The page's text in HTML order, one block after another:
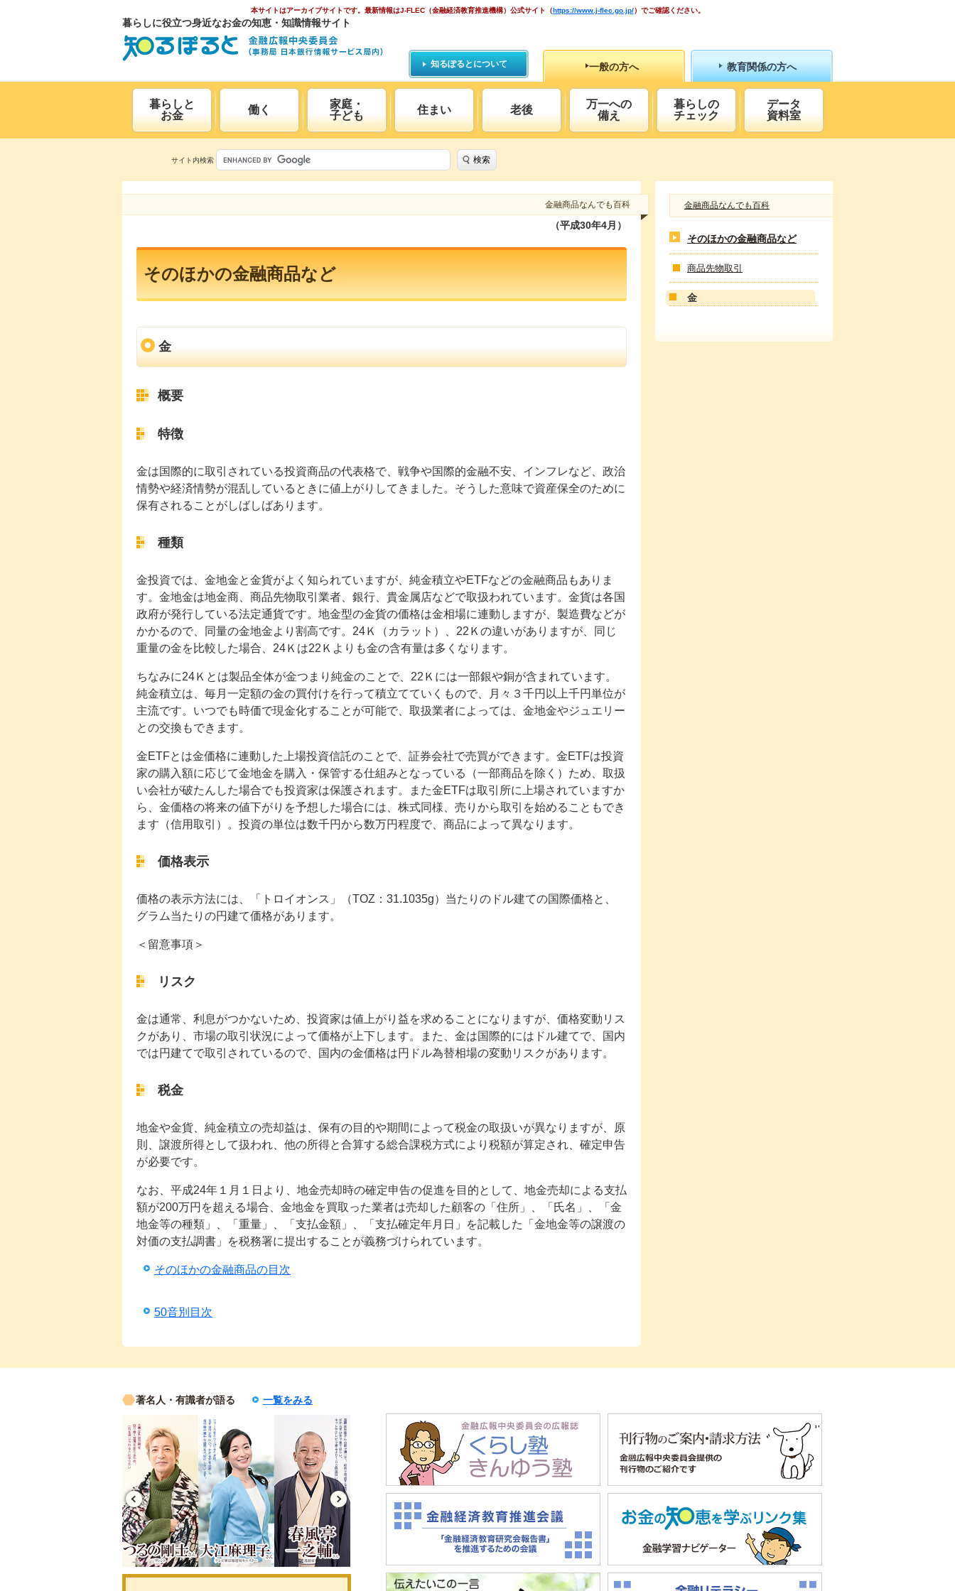
本サイトはアーカイブサイトです。 最新情報はJ-FLEC（金融経済教育推進機構）公式サイト （https://www.j-flec.go.jp/）でご確認ください。
暮らしに役立つ身近なお金の知恵・知識情報サイト
知るぽるとについて 一般の方へ 教育関係の方へ
暮らしと
お金
働く
家庭・
子ども
住まい 老後
万一への
備え
暮らしの
チェック
データ
資料室
サイト内検索 検索
金融商品なんでも百科
（平成30年4月）
そのほかの金融商品など
金
概要
特徴
金は国際的に取引されている投資商品の代表格で、戦争や国際的金融不安、インフレなど、政治
情勢や経済情勢が混乱しているときに値上がりしてきました。そうした意味で資産保全のために
保有されることがしばしばあります。
種類
金投資では、金地金と金貨がよく知られていますが、純金積立やETFなどの金融商品もありま
す。金地金は地金商、商品先物取引業者、銀行、貴金属店などで取扱われています。金貨は各国
政府が発行している法定通貨です。地金型の金貨の価格は金相場に連動しますが、製造費などが
かかるので、同量の金地金より割高です。24Ｋ（カラット）、22Ｋの違いがありますが、同じ
重量の金を比較した場合、24Ｋは22Ｋよりも金の含有量は多くなります。
ちなみに24Ｋとは製品全体が金つまり純金のことで、22Ｋには一部銀や銅が含まれています。
純金積立は、毎月一定額の金の買付けを行って積立てていくもので、月々３千円以上千円単位が
主流です。いつでも時価で現金化することが可能で、取扱業者によっては、金地金やジュエリー
との交換もできます。
金ETFとは金価格に連動した上場投資信託のことで、証券会社で売買ができます。金ETFは投資
家の購入額に応じて金地金を購入・保管する仕組みとなっている（一部商品を除く）ため、取扱
い会社が破たんした場合でも投資家は保護されます。また金ETFは取引所に上場されていますか
ら、金価格の将来の値下がりを予想した場合には、株式同様、売りから取引を始めることもでき
ます（信用取引）。投資の単位は数千円から数万円程度で、商品によって異なります。
価格表示
価格の表示方法には、「トロイオンス」（TOZ：31.1035g）当たりのドル建ての国際価格と、
グラム当たりの円建て価格があります。
＜留意事項＞
リスク
金は通常、利息がつかないため、投資家は値上がり益を求めることになりますが、価格変動リス
クがあり、市場の取引状況によって価格が上下します。また、金は国際的にはドル建てで、国内
では円建てで取引されているので、国内の金価格は円ドル為替相場の変動リスクがあります。
税金
地金や金貨、純金積立の売却益は、保有の目的や期間によって税金の取扱いが異なりますが、原
則、譲渡所得として扱われ、他の所得と合算する総合課税方式により税額が算定され、確定申告
が必要です。
なお、平成24年１月１日より、地金売却時の確定申告の促進を目的として、地金売却による支払
額が200万円を超える場合、金地金を買取った業者は売却した顧客の「住所」、「氏名」、「金
地金等の種類」、「重量」、「支払金額」、「支払確定年月日」を記載した「金地金等の譲渡の
対価の支払調書」を税務署に提出することが義務づけられています。
そのほかの金融商品の目次
50音別目次
金融商品なんでも百科
そのほかの金融商品など
商品先物取引
金
著名人・有識者が語る 一覧をみる